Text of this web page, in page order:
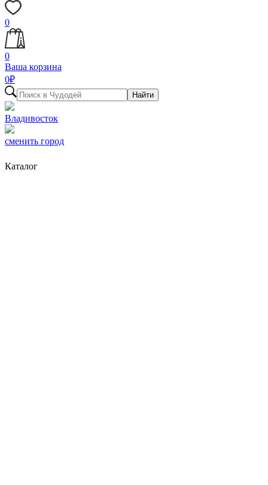
0
0
Ваша корзина
0₽
Найти
Владивосток
сменить город
Каталог